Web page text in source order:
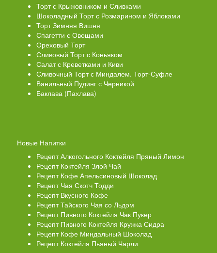
Торт с Крыжовником и Сливками
Шоколадный Торт с Розмарином и Яблоками
Торт Зимняя Вишня
Спагетти с Овощами
Ореховый Торт
Сливовый Торт с Коньяком
Салат с Креветками и Киви
Сливочный Торт с Миндалем. Торт-Суфле
Ванильный Пудинг с Черникой
Баклава (Пахлава)
Новые Напитки
Рецепт Алкогольного Коктейля Пряный Лимон
Рецепт Коктейля Злой Чай
Рецепт Кофе Апельсиновый Шоколад
Рецепт Чая Скотч Тодди
Рецепт Вкусного Кофе
Рецепт Тайского Чая со Льдом
Рецепт Пивного Коктейля Чак Пукер
Рецепт Пивного Коктейля Кружка Сидра
Рецепт Кофе Миндальный Шоколад
Рецепт Коктейля Пьяный Чарли